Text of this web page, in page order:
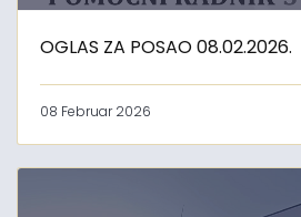
OGLAS ZA POSAO 08.02.2026.
08 Februar 2026